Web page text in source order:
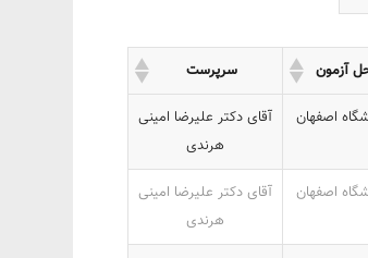
آزمون سرپرست
اصفهان
آقای دکتر علیرضا امینی
هرندی
اصفهان
آقای دکتر علیرضا امینی
هرندی